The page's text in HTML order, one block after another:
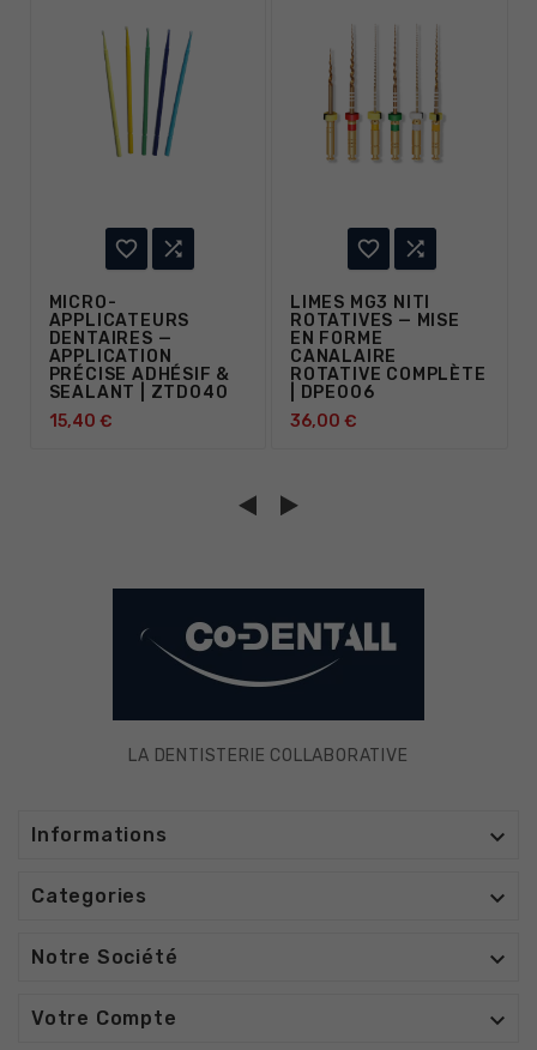
 
MICRO-
APPLICATEURS
DENTAIRES —
APPLICATION
PRÉCISE ADHÉSIF &
SEALANT | ZTD040
15,40 €
 
LIMES MG3 NITI
ROTATIVES — MISE
EN FORME
CANALAIRE
ROTATIVE COMPLÈTE
| DPE006
36,00 €
LA DENTISTERIE COLLABORATIVE
Informations 
Categories 
Notre Société 
Votre Compte 